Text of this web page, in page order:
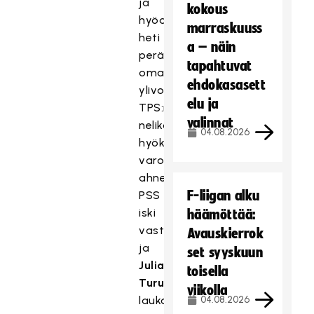
hyödynsi
heti
perään
oman
ylivoimansa.
TPS:n
nelikon
hyökättyä
varomattoman
ahneesti
PSS
iski
vastaan
ja
Julia
Turusen
laukaus
kokous
marraskuuss
a – näin
tapahtuvat
ehdokasasett
elu ja
valinnat
04.08.2026
F-liigan alku
häämöttää:
Avauskierrok
set syyskuun
toisella
viikolla
04.08.2026